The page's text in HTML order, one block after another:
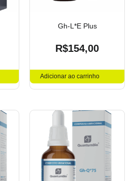
Gh-L*E Plus
R$154,00
Adicionar ao carrinho